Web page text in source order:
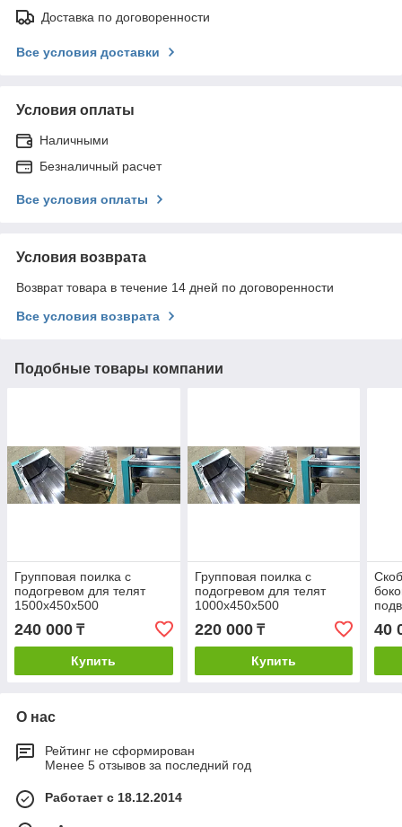
Доставка по договоренности
Все условия доставки
Условия оплаты
Наличными
Безналичный расчет
Все условия оплаты
Условия возврата
Возврат товара в течение 14 дней по договоренности
Все условия возврата
Подобные товары компании
Групповая поилка с
подогревом для телят
1500х450х500
240 000 ₸
Купить
Групповая поилка с
подогревом для телят
1000х450х500
220 000₸
Купить
40
О нас
Рейтинг не сформирован
Менее 5 отзывов за последний год
Работает с 18.12.2014